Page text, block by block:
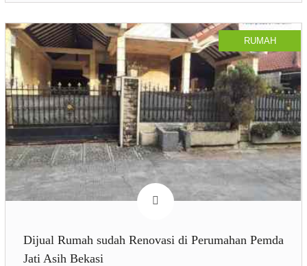
RUMAH
Dijual Rumah sudah Renovasi di Perumahan Pemda
Jati Asih Bekasi